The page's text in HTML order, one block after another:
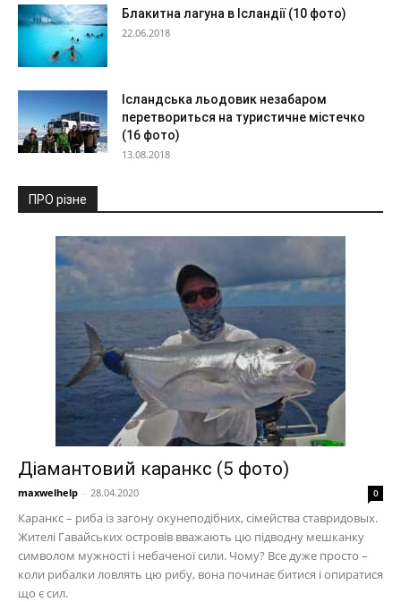
Блакитна лагуна в Ісландії (10 фото)
22.06.2018
Ісландська льодовик незабаром
перетвориться на туристичне містечко
(16 фото)
13.08.2018
ПРО різне
Діамантовий каранкс (5 фото)
maxwelhelp - 28.04.2020 0
Каранкс – риба із загону окунеподібних, сімейства ставридовых.
Жителі Гавайських островів вважають цю підводну мешканку
символом мужності і небаченої сили. Чому? Все дуже просто –
коли рибалки ловлять цю рибу, вона починає битися і опиратися
що є сил.